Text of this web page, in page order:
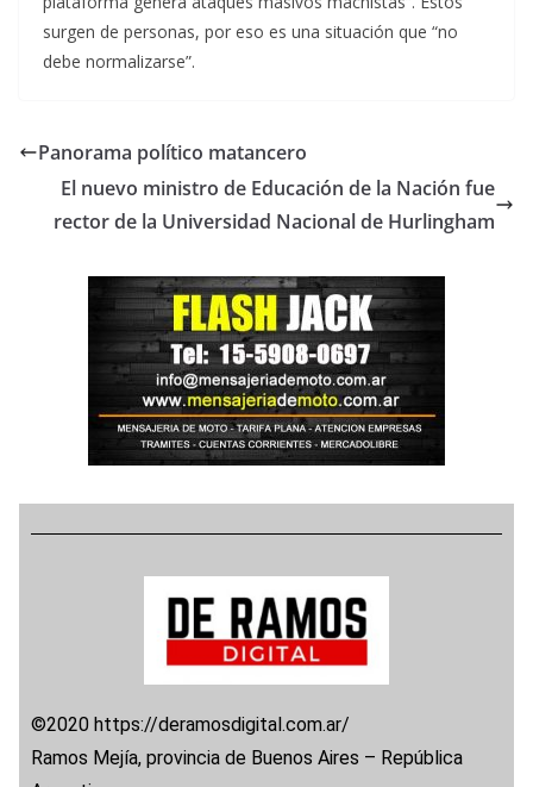
surgen de personas, por eso es una situación que “no
debe normalizarse”.
Panorama político matancero
El nuevo ministro de Educación de la Nación fue
rector de la Universidad Nacional de Hurlingham
©2020 https://deramosdigital.com.ar/
Ramos Mejía, provincia de Buenos Aires – República